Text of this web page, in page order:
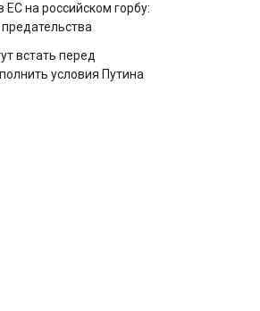
на российском горбу:
встать перед
условия Путина